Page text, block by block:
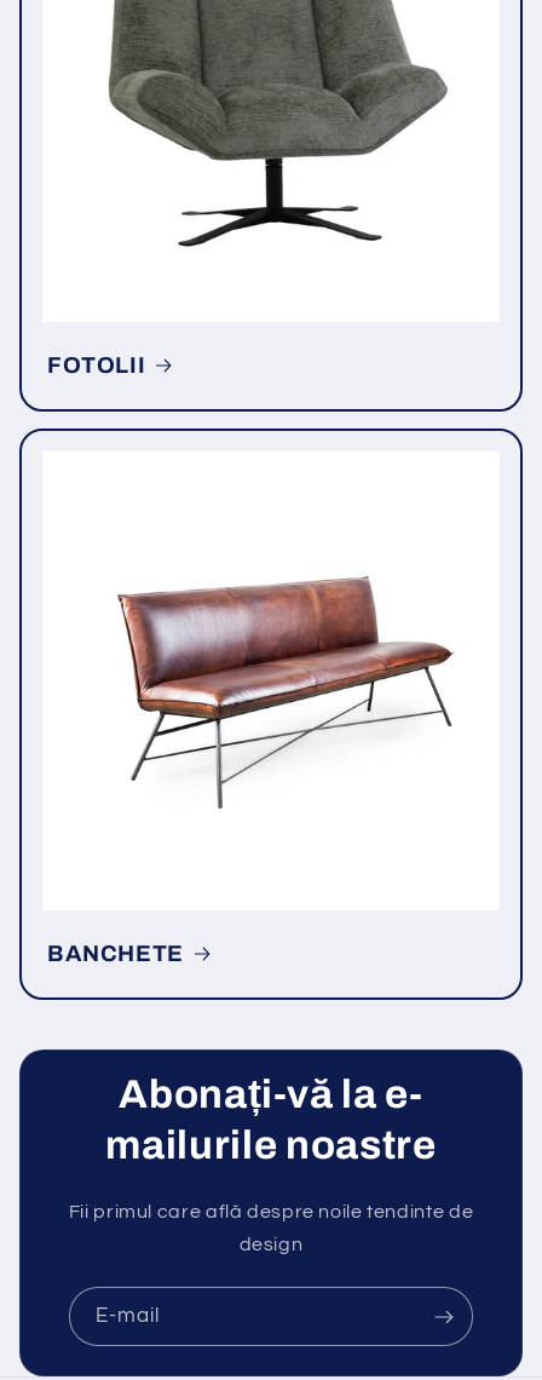
FOTOLII
BANCHETE
Abonați-vă la e-
mailurile noastre
Fii primul care află despre noile tendinte de
design
E-mail